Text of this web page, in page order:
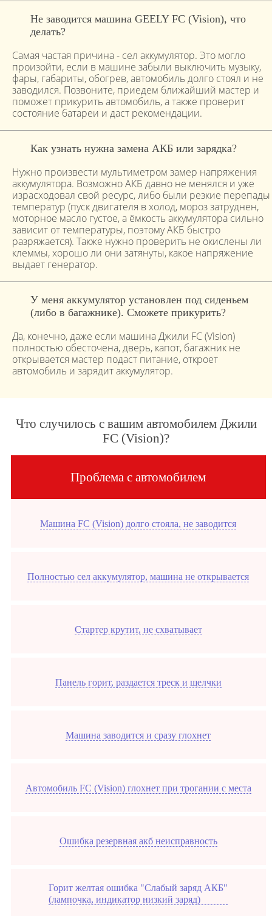
Не заводится машина GEELY FC (Vision), что
делать?
Самая частая причина - сел аккумулятор. Это могло
произойти, если в машине забыли выключить музыку,
фары, габариты, обогрев, автомобиль долго стоял и не
заводился. Позвоните, приедем ближайший мастер и
поможет прикурить автомобиль, а также проверит
состояние батареи и даст рекомендации.
Как узнать нужна замена АКБ или зарядка?
Нужно произвести мультиметром замер напряжения
аккумулятора. Возможно АКБ давно не менялся и уже
израсходовал свой ресурс, либо были резкие перепады
температур (пуск двигателя в холод, мороз затруднен,
моторное масло густое, а ёмкость аккумулятора сильно
зависит от температуры, поэтому АКБ быстро
разряжается). Также нужно проверить не окислены ли
клеммы, хорошо ли они затянуты, какое напряжение
выдает генератор.
У меня аккумулятор установлен под сиденьем
(либо в багажнике). Сможете прикурить?
Да, конечно, даже если машина Джили FC (Vision)
полностью обесточена, дверь, капот, багажник не
открывается мастер подаст питание, откроет
автомобиль и зарядит аккумулятор.
Что случилось с вашим автомобилем Джили
FC (Vision)?
Проблема с автомобилем
Машина FC (Vision) долго стояла, не заводится
Полностью сел аккумулятор, машина не открывается
Стартер крутит, не схватывает
Панель горит, раздается треск и щелчки
Машина заводится и сразу глохнет
Автомобиль FC (Vision) глохнет при трогании с места
Ошибка резервная акб неисправность
Горит желтая ошибка "Слабый заряд АКБ"
(лампочка, индикатор низкий заряд)